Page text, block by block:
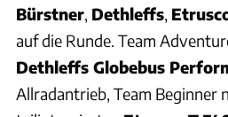
Bürstner, Dethleffs,
auf die Runde. Team
Dethleffs Globebus
Allradantrieb, Team Beginner